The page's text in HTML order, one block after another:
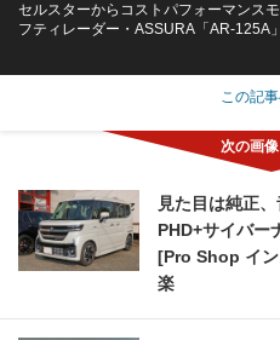
セルスターからコストパフォーマンス
フティレーダー・ASSURA「AR-125A
この記
見た目は純正
PHD+サイバー
[Pro Shop イ
楽